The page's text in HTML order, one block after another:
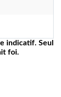
indicatif. Seul
foi.